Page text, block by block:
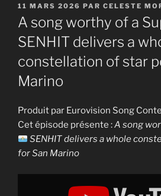
PUBLIÉ
LE
11 MARS 2026 PAR CELESTE
A song worthy of a
SENHIT delivers a
constellation of star
Marino
Produit par Eurovision Song
Cet épisode présente :A song
SENHIT delivers a whole
for San Marino
Display